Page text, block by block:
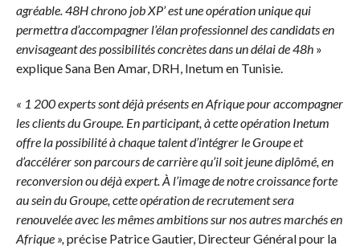
agréable. 48H chrono job XP’ est une opération unique qui
permettra d’accompagner l’élan professionnel des candidats en
envisageant des possibilités concrètes dans un délai de 48h»
explique Sana Ben Amar, DRH, Inetum en Tunisie.
« 1 200 experts sont déjà présents en Afrique pour accompagner
les clients du Groupe. En participant, à cette opération Inetum
offre la possibilité à chaque talent d’intégrer le Groupe et
d’accélérer son parcours de carrière qu’il soit jeune diplômé, en
reconversion ou déjà expert. À l’image de notre croissance forte
au sein du Groupe, cette opération de recrutement sera
renouvelée avec les mêmes ambitions sur nos autres marchés en
Afrique »,précise Patrice Gautier, Directeur Général pour la